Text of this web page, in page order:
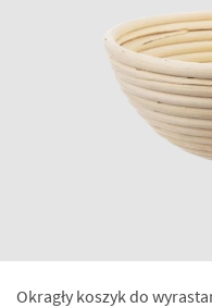
Okragły koszyk do